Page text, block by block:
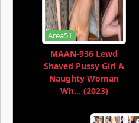
Area51
MAAN-936 Lewd
Shaved Pussy Girl A
Naughty Woman
Wh... (2023)